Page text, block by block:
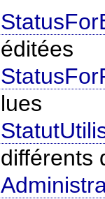
éditées
lues
différents